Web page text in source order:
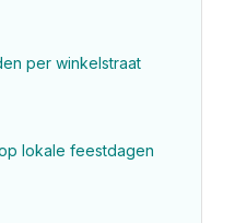
per winkelstraat
lokale feestdagen